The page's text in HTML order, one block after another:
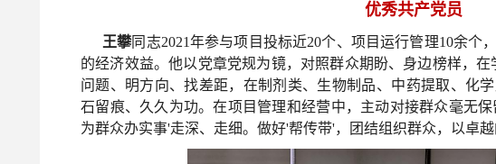
优秀共产党员
王攀同志2021年参与项目投标近20个、项目运行管理10余个
的经济效益。他以党章党规为镜，对照群众期盼、身边榜样，
问题、明方向、找差距，在制剂类、生物制品、中药提取、化
石留痕、久久为功。在项目管理和经营中，主动对接群众毫无
为群众办实事'走深、走细。做好'帮传带'，团结组织群众，以卓